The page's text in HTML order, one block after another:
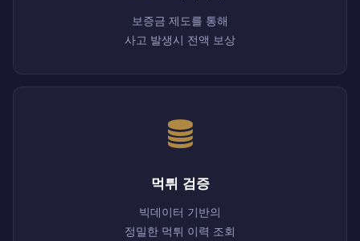
보증금 제도를 통해
사고 발생시 전액 보상
먹튀 검증
빅데이터 기반의
정밀한 먹튀 이력 조회